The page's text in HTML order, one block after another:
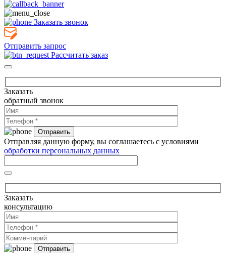
Заказать звонок
Отправить запрос
Рассчитать заказ
Заказать
обратный звонок
Отправляя данную форму, вы соглашаетесь с условиями
обработки персональных данных
Заказать
консультацию